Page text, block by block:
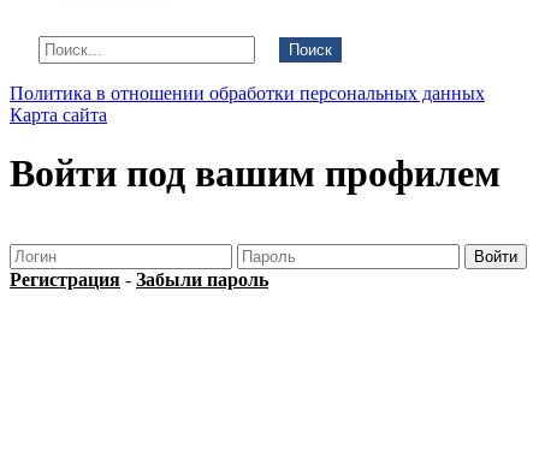
Поиск
Политика в отношении обработки персональных данных
Карта сайта
Войти под вашим профилем
Регистрация - Забыли пароль